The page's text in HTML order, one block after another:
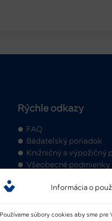
Informácia o
Používame súbory cookies aby sme
Rýchle odkazy
FAQ
Bádateľský poriadok
Knižničný a výpožičný
Všeobecné podmienky